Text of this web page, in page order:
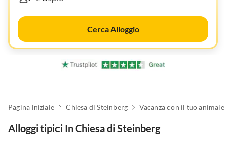
Cerca Alloggio
Pagina Iniziale Chiesa di Steinberg
Alloggi tipici In Chiesa di Steinberg